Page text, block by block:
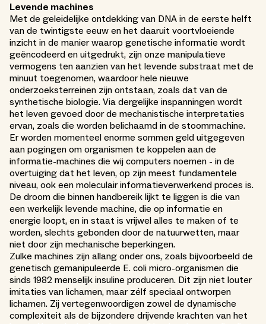
Levende machines
Met de geleidelijke ontdekking van DNA in de eerste helft
van de twintigste eeuw en het daaruit voortvloeiende
inzicht in de manier waarop genetische informatie wordt
geëncodeerd en uitgedrukt, zijn onze manipulatieve
vermogens ten aanzien van het levende substraat met de
minuut toegenomen, waardoor hele nieuwe
onderzoeksterreinen zijn ontstaan, zoals dat van de
synthetische biologie. Via dergelijke inspanningen wordt
het leven gevoed door de mechanistische interpretaties
ervan, zoals die worden belichaamd in de stoommachine.
Er worden momenteel enorme sommen geld uitgegeven
aan pogingen om organismen te koppelen aan de
informatie-machines die wij computers noemen - in de
overtuiging dat het leven, op zijn meest fundamentele
niveau, ook een moleculair informatieverwerkend proces is.
De droom die binnen handbereik lijkt te liggen is die van
een werkelijk levende machine, die op informatie en
energie loopt, en in staat is vrijwel alles te maken of te
worden, slechts gebonden door de natuurwetten, maar
niet door zijn mechanische beperkingen.
Zulke machines zijn allang onder ons, zoals bijvoorbeeld de
genetisch gemanipuleerde E. coli micro-organismen die
sinds 1982 menselijk insuline produceren. Dit zijn niet louter
imitaties van lichamen, maar zélf speciaal ontworpen
lichamen. Zij vertegenwoordigen zowel de dynamische
complexiteit als de bijzondere drijvende krachten van het